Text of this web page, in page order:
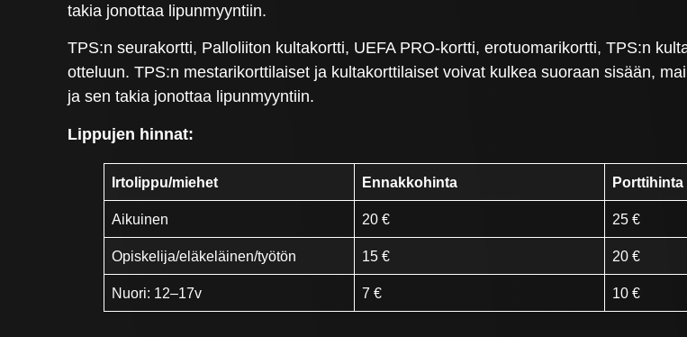
takia jonottaa lipunmyyntiin.
TPS:n seurakortti, Palloliiton kultakortti, UEFA PRO-kortti, erotuomarikortti, TPS:n
otteluun. TPS:n mestarikorttilaiset ja kultakorttilaiset voivat kulkea suoraan sisään,
ja sen takia jonottaa lipunmyyntiin.
Lippujen hinnat:
Irtolippu/miehet Ennakkohinta Porttihinta
Aikuinen 20 € 25 €
Opiskelija/eläkeläinen/työtön 15 € 20 €
Nuori: 12–17v 7 € 10 €